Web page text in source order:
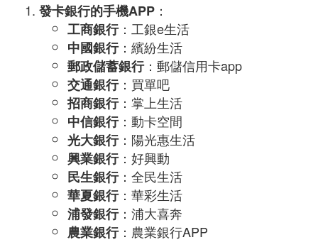
發卡銀行的手機APP ：
工商銀行：工銀e生活
中國銀行：繽紛生活
郵政儲蓄銀行：郵儲信用卡app
交通銀行：買單吧
招商銀行：掌上生活
中信銀行：動卡空間
光大銀行：陽光惠生活
興業銀行：好興動
民生銀行：全民生活
華夏銀行：華彩生活
浦發銀行：浦大喜奔
農業銀行：農業銀行APP